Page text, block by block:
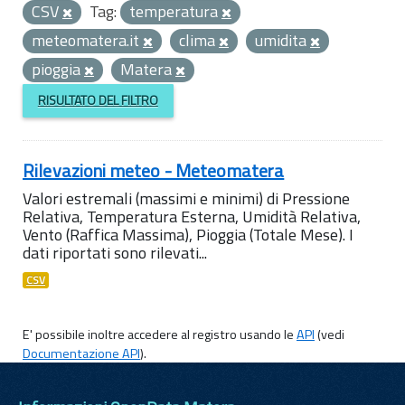
CSV
Tag: temperatura
meteomatera.it
clima
umidita
pioggia
Matera
RISULTATO DEL FILTRO
Rilevazioni meteo - Meteomatera
Valori estremali (massimi e minimi) di Pressione
Relativa, Temperatura Esterna, Umidità Relativa,
Vento (Raffica Massima), Pioggia (Totale Mese). I
dati riportati sono rilevati...
CSV
E' possibile inoltre accedere al registro usando leAPI(vedi
Documentazione API).